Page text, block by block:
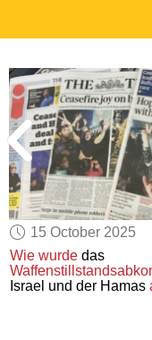
15 October 2025
Wie wurde das
Israel und der Hamas